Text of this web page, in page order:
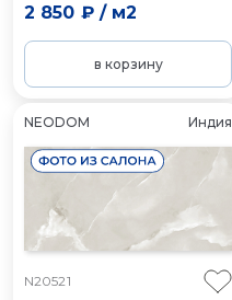
2 850 ₽/ м2
в корзину
NEODOM Индия
N20521